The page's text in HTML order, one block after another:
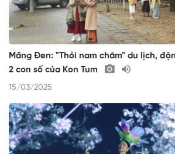
Măng Đen: "Thỏi nam châm" du lịch,
2 con số của Kon Tum
15/03/2025